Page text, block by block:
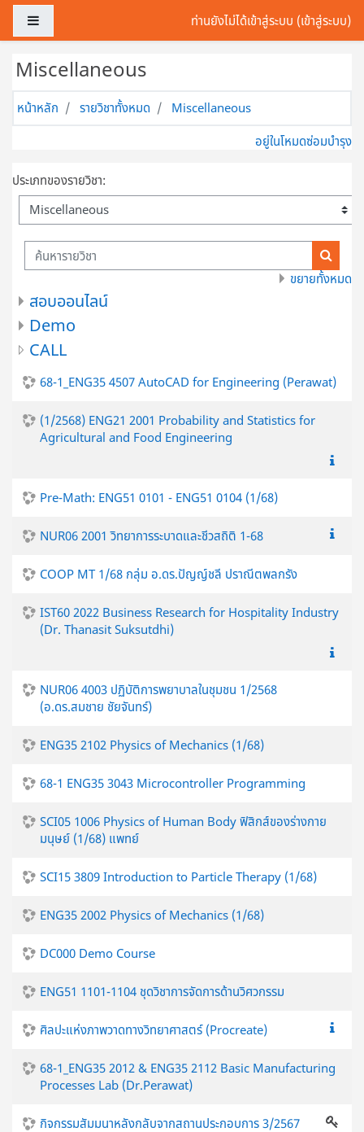
ข้ามไปที่เนื้อหาหลัก
ท่านยังไม่ได้เข้าสู่ระบบ (เข้าสู่ระบบ)
Miscellaneous
หน้าหลัก รายวิชาทั้งหมด Miscellaneous
อยู่ในโหมดซ่อมบำรุง
ประเภทของรายวิชา:
ค้นหารายวิชา
ค้นหาร
ขยายทั้งหมด
สอบออนไลน์
Demo
CALL
68-1_ENG35 4507 AutoCAD for Engineering (Perawat)
(1/2568) ENG21 2001 Probability and Statistics for
Agricultural and Food Engineering
Pre-Math: ENG51 0101 - ENG51 0104 (1/68)
NUR06 2001 วิทยาการระบาดและชีวสถิติ 1-68
COOP MT 1/68 กลุ่ม อ.ดร.ปัญญ์ชลี ปราณีตพลกรัง
IST60 2022 Business Research for Hospitality Industry
(Dr. Thanasit Suksutdhi)
NUR06 4003 ปฏิบัติการพยาบาลในชุมชน 1/2568
(อ.ดร.สมชาย ชัยจันทร์)
ENG35 2102 Physics of Mechanics (1/68)
68-1 ENG35 3043 Microcontroller Programming
SCI05 1006 Physics of Human Body ฟิสิกส์ของร่างกาย
มนุษย์ (1/68) แพทย์
SCI15 3809 Introduction to Particle Therapy (1/68)
ENG35 2002 Physics of Mechanics (1/68)
DC000 Demo Course
ENG51 1101-1104 ชุดวิชาการจัดการด้านวิศวกรรม
ศิลปะแห่งภาพวาดทางวิทยาศาสตร์ (Procreate)
68-1_ENG35 2012 & ENG35 2112 Basic Manufacturing
Processes Lab (Dr.Perawat)
กิจกรรมสัมมนาหลังกลับจากสถานประกอบการ 3/2567